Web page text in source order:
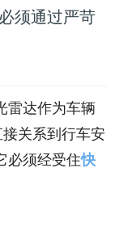
须通过严苛
雷达作为车辆
关系到行车安
必须经受住快